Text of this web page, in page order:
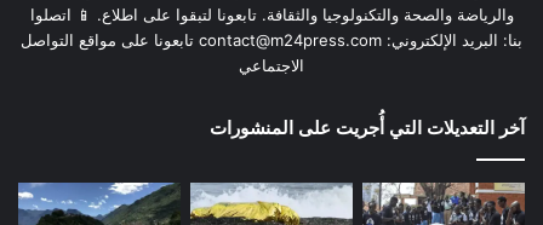
والرياضة والصحة والتكنولوجيا والثقافة. تابعونا لتبقوا على اطلاع. 📱 اتصلوا
بنا: البريد الإلكتروني: contact@m24press.com تابعونا على مواقع التواصل
الاجتماعي
آخر التعديلات التي أُجريت على المنشورات